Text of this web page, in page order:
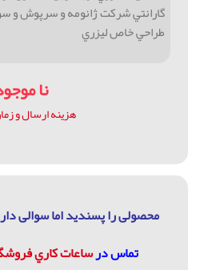
گارانتي شركت ژانومه و سرپوش و
طراحي خاص ليزري
نا
هزینه ارسال و
محصولی را پسندید اما سوالی
تماس درساعات كاري